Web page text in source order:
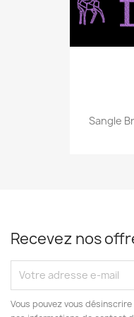
Sangle
Recevez nos
Vous pouvez vous